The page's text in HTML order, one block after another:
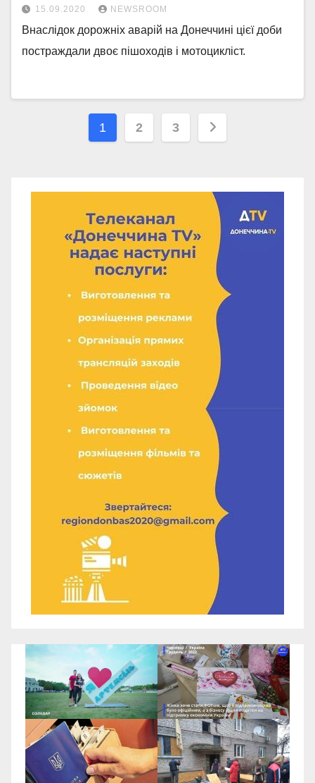
15.09.2020 NEWSROOM
Внаслідок дорожніх аварій на Донеччині цієї доби
постраждали двоє пішоходів і мотоцикліст.
Навігація
1 2 3